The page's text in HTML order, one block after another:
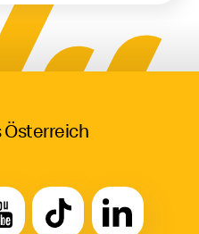
Österreich